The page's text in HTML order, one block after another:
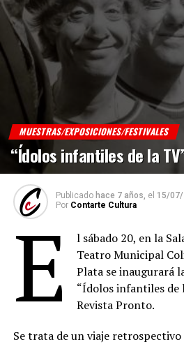
MUESTRAS/EXPOSICIONES/FESTIVALES
“Ídolos infantiles de la
Publicado hace 7 años, el 15/07/
Por Contarte Cultura
E
l sábado 20, en la
Teatro Municipal
Plata se inaugurará
“Ídolos infantiles de
Revista Pronto.
Se trata de un viaje